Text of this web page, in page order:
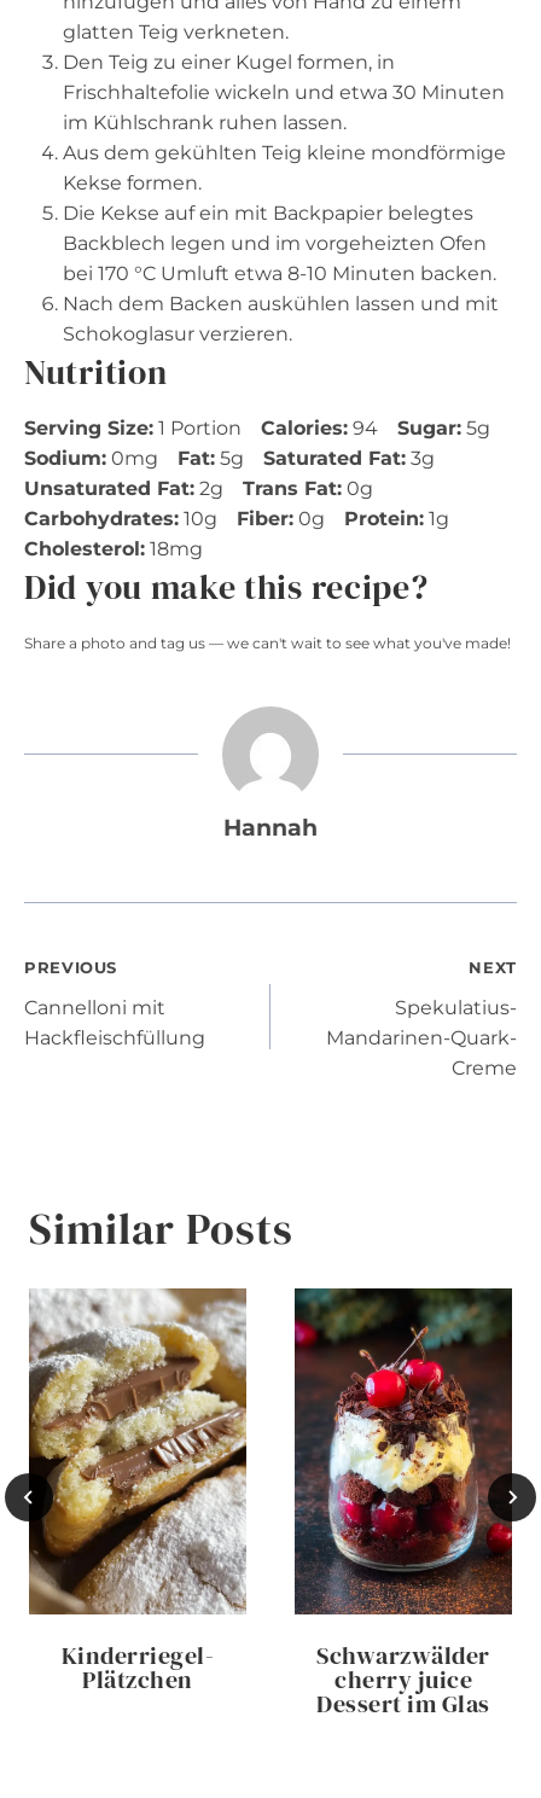
glatten Teig verkneten.
Den Teig zu einer Kugel formen, in
Frischhaltefolie wickeln und etwa 30 Minuten
im Kühlschrank ruhen lassen.
Aus dem gekühlten Teig kleine mondförmige
Kekse formen.
Die Kekse auf ein mit Backpapier belegtes
Backblech legen und im vorgeheizten Ofen
bei 170 °C Umluft etwa 8-10 Minuten backen.
Nach dem Backen auskühlen lassen und mit
Schokoglasur verzieren.
Nutrition
Serving Size: 1 Portion Calories: 94 Sugar: 5g
Sodium: 0mg Fat: 5g Saturated Fat: 3g
Unsaturated Fat: 2g Trans Fat: 0g
Carbohydrates: 10g Fiber: 0g Protein: 1g
Cholesterol: 18mg
Did you make this recipe?
Share a photo and tag us — we can't wait to see what you've made!
Hannah
Post
navigation
PREVIOUS
Cannelloni mit
Hackfleischfüllung
NEXT
Spekulatius-
Mandarinen-Quark-
Creme
Similar Posts
Kinderriegel-
Plätzchen
Schwarzwälder
cherry juice
Dessert im Glas